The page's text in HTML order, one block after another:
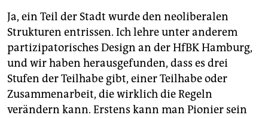
Ja, ein Teil der Stadt wurde den neoliberalen
Strukturen entrissen. Ich lehre unter anderem
partizipatorisches Design an der HfBK Hamburg,
und wir haben herausgefunden, dass es drei
Stufen der Teilhabe gibt, einer Teilhabe oder
Zusammenarbeit, die wirklich die Regeln
verändern kann. Erstens kann man Pionier sein